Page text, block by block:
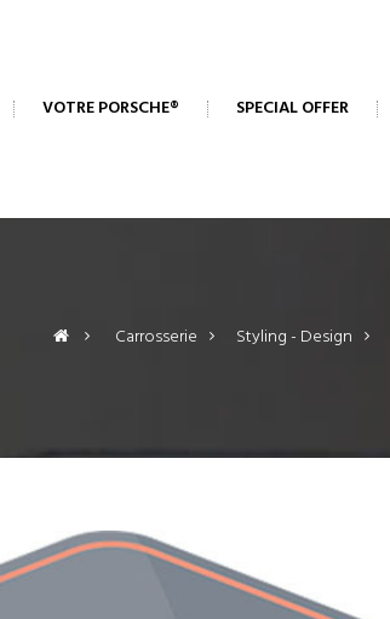
VOTRE PORSCHE® SPECIAL OFFER
> Carrosserie > Styling - Design >